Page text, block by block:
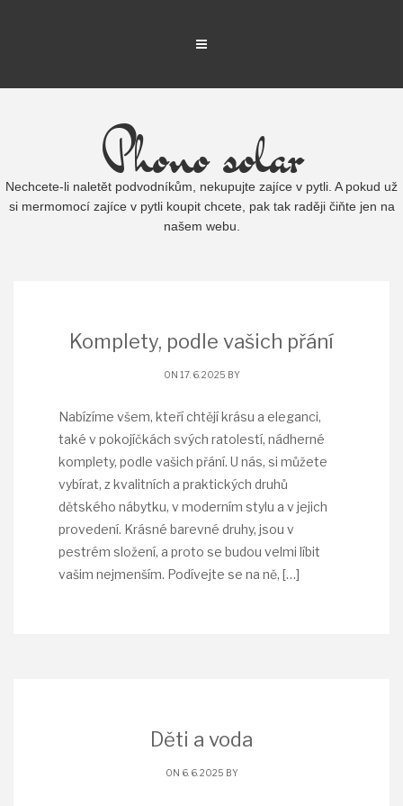
Phono solar
Nechcete-li naletět podvodníkům, nekupujte zajíce v pytli. A pokud už
si mermomocí zajíce v pytli koupit chcete, pak tak raději čiňte jen na
našem webu.
Komplety, podle vašich přání
ON 17. 6. 2025 BY
Nabízíme všem, kteří chtějí krásu a eleganci,
také v pokojíčkách svých ratolestí, nádherné
komplety, podle vašich přání. U nás, si můžete
vybírat, z kvalitních a praktických druhů
dětského nábytku, v moderním stylu a v jejich
provedení. Krásné barevné druhy, jsou v
pestrém složení, a proto se budou velmi líbit
vašim nejmenším. Podívejte se na ně, […]
Děti a voda
ON 6. 6. 2025 BY